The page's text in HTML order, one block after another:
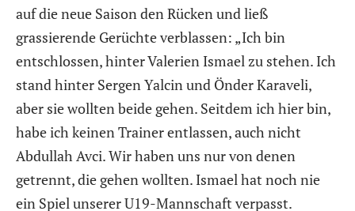
auf die neue Saison den Rücken und ließ
grassierende Gerüchte verblassen: „Ich bin
entschlossen, hinter Valerien Ismael zu stehen. Ich
stand hinter Sergen Yalcin und Önder Karaveli,
aber sie wollten beide gehen. Seitdem ich hier bin,
habe ich keinen Trainer entlassen, auch nicht
Abdullah Avci. Wir haben uns nur von denen
getrennt, die gehen wollten. Ismael hat noch nie
ein Spiel unserer U19-Mannschaft verpasst.